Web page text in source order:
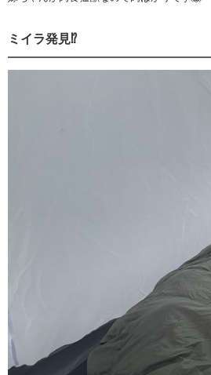
ミイラ発見⁉︎